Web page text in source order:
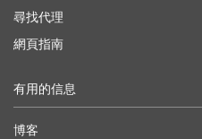
尋找代理
網頁指南
有用的信息
博客